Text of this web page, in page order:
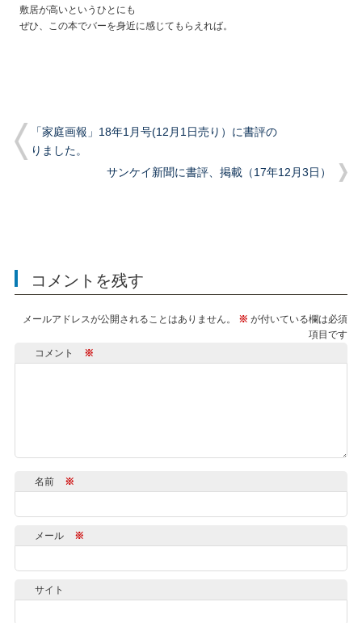
敷居が高いというひとにも
ぜひ、この本でバーを身近に感じてもらえれば。
「家庭画報」18年1月号(12月1日売り）に書評の
りました。
サンケイ新聞に書評、掲載（17年12月3日）
コメントを残す
メールアドレスが公開されることはありません。 ※ が付いている欄は必須
項目です
コメント ※
名前 ※
メール ※
サイト